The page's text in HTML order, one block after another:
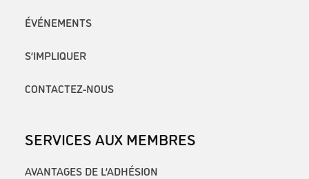
ÉVÉNEMENTS
S’IMPLIQUER
CONTACTEZ-NOUS
SERVICES AUX MEMBRES
AVANTAGES DE L’ADHÉSION